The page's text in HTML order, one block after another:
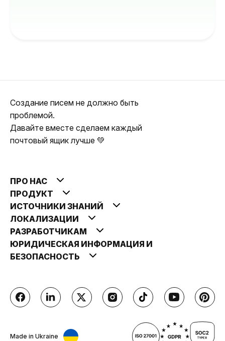
Создание писем не должно быть
проблемой.
Давайте вместе сделаем каждый
почтовый ящик лучше 💚
ПРО НАС
ПРОДУКТ
ИСТОЧНИКИ ЗНАНИЙ
ЛОКАЛИЗАЦИИ
РАЗРАБОТЧИКАМ
ЮРИДИЧЕСКАЯ ИНФОРМАЦИЯ И
БЕЗОПАСНОСТЬ
Made in Ukraine